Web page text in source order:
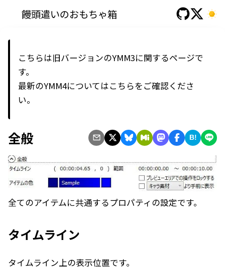
饅頭遣いのおもちゃ箱
こちらは旧バージョンのYMM3に関するページで
す。
最新のYMM4についてはこちらをご確認くださ
い。
全般 B!
全てのアイテムに共通するプロパティの設定です。
タイムライン
タイムライン上の表示位置です。